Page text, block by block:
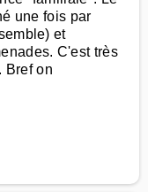
une fois par
et
C'est très
Bref on